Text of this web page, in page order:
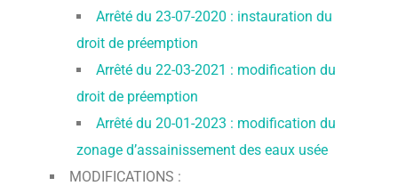
Arrêté du 23-07-2020 : instauration du
droit de préemption
Arrêté du 22-03-2021 : modification du
droit de préemption
Arrêté du 20-01-2023 : modification du
zonage d’assainissement des eaux usée
MODIFICATIONS :